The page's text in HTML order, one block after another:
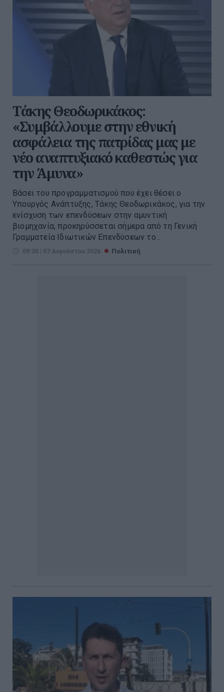
Τάκης Θεοδωρικάκος:
«Συμβάλλουμε στην εθνική
ασφάλεια της πατρίδας μας με
νέο αναπτυξιακό καθεστώς για
την Άμυνα»
Βάσει του προγραμματισμού που έχει θέσει ο
Υπουργός Ανάπτυξης, Τάκης Θεοδωρικάκος, για την
ενίσχυση των επενδύσεων στην αμυντική
βιομηχανία, προκηρύσσεται σήμερα από τη Γενική
Γραμματεία Ιδιωτικών Επενδύσεων το...
09:30 | 07 Αυγούστου 2026 Πολιτική